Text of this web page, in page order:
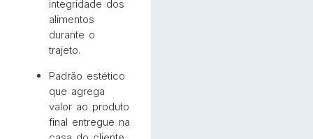
integridade dos
alimentos
durante o
trajeto.
Padrão estético
que agrega
valor ao produto
final entregue na